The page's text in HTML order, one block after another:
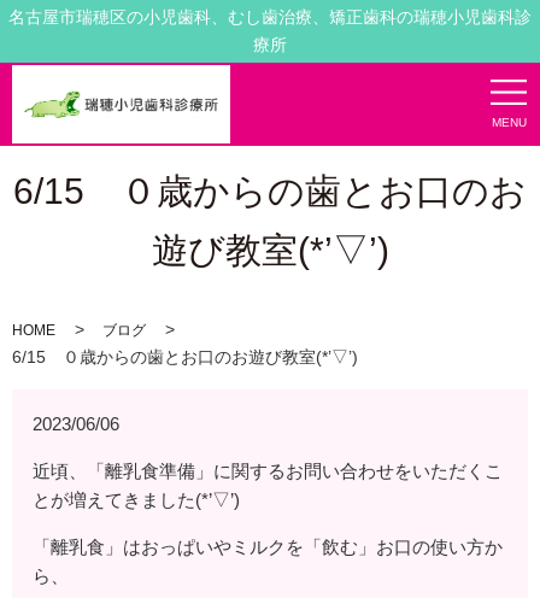
名古屋市瑞穂区の小児歯科、むし歯治療、矯正歯科の瑞穂小児歯科診
療所
MENU
6/15 ０歳からの歯とお口のお
遊び教室(*’▽’)
HOME ブログ
6/15 ０歳からの歯とお口のお遊び教室(*’▽’)
2023/06/06
近頃、「離乳食準備」に関するお問い合わせをいただくこ
とが増えてきました(*’▽’)
「離乳食」はおっぱいやミルクを「飲む」お口の使い方か
ら、